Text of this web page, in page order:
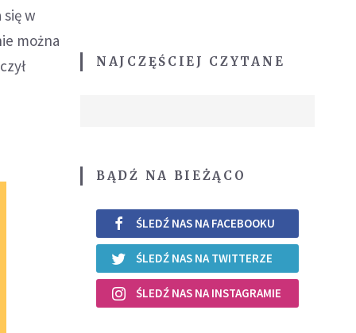
w
można
NAJCZĘŚCIEJ CZYTANE
BĄDŹ NA BIEŻĄCO
ŚLEDŹ NAS NA FACEBOOKU
ŚLEDŹ NAS NA TWITTERZE
ŚLEDŹ NAS NA INSTAGRAMIE